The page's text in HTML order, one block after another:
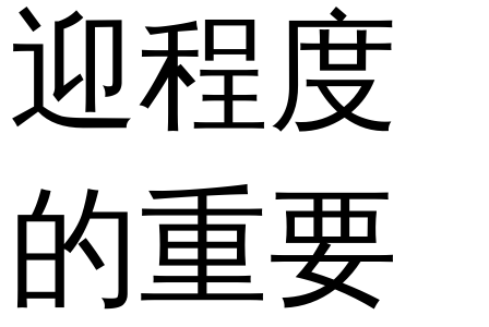
迎程度
的重要